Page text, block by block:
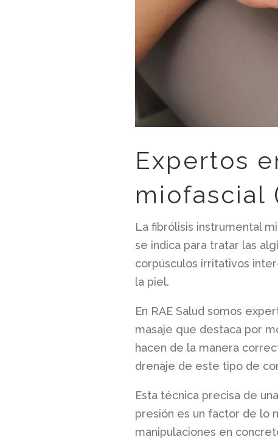
Expertos
miofascial
La fibrólisis instrumental
se indica para tratar las
corpúsculos irritativos
la piel.
En RAE Salud somos
masaje que destaca por
hacen de la manera
drenaje de este tipo de
Esta técnica precisa de una
presión es un factor de lo
manipulaciones en